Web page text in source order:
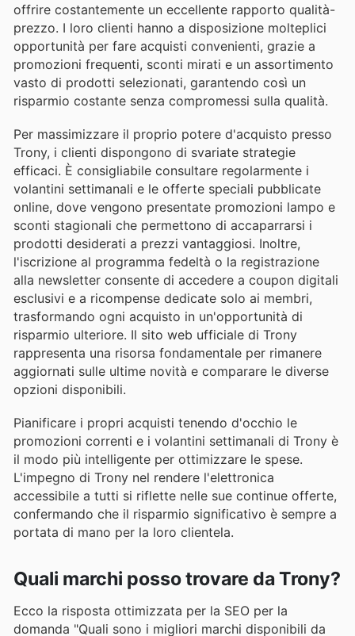
offrire costantemente un eccellente rapporto qualità-
prezzo. I loro clienti hanno a disposizione molteplici
opportunità per fare acquisti convenienti, grazie a
promozioni frequenti, sconti mirati e un assortimento
vasto di prodotti selezionati, garantendo così un
risparmio costante senza compromessi sulla qualità.
Per massimizzare il proprio potere d'acquisto presso
Trony, i clienti dispongono di svariate strategie
efficaci. È consigliabile consultare regolarmente i
volantini settimanali e le offerte speciali pubblicate
online, dove vengono presentate promozioni lampo e
sconti stagionali che permettono di accaparrarsi i
prodotti desiderati a prezzi vantaggiosi. Inoltre,
l'iscrizione al programma fedeltà o la registrazione
alla newsletter consente di accedere a coupon digitali
esclusivi e a ricompense dedicate solo ai membri,
trasformando ogni acquisto in un'opportunità di
risparmio ulteriore. Il sito web ufficiale di Trony
rappresenta una risorsa fondamentale per rimanere
aggiornati sulle ultime novità e comparare le diverse
opzioni disponibili.
Pianificare i propri acquisti tenendo d'occhio le
promozioni correnti e i volantini settimanali di Trony è
il modo più intelligente per ottimizzare le spese.
L'impegno di Trony nel rendere l'elettronica
accessibile a tutti si riflette nelle sue continue offerte,
confermando che il risparmio significativo è sempre a
portata di mano per la loro clientela.
Quali marchi posso trovare da Trony?
Ecco la risposta ottimizzata per la SEO per la
domanda "Quali sono i migliori marchi disponibili da